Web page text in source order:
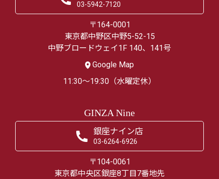
03-5942-7120
〒164-0001
東京都中野区中野5-52-15
中野ブロードウェイ1F 140、141号
Google Map
11:30～19:30（水曜定休）
GINZA Nine
銀座ナイン店
03-6264-6926
〒104-0061
東京都中央区銀座8丁目7番地先